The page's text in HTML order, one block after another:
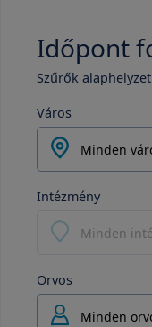
Időpont
Szűrők
Város
Minden
Intézmény
Minden
Orvos
Minden